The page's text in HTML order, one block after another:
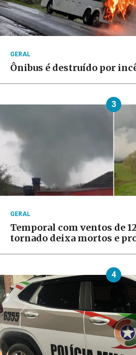
GERAL
Ônibus é destruído por
3
GERAL
Temporal com ventos de
tornado deixa mortos e
4